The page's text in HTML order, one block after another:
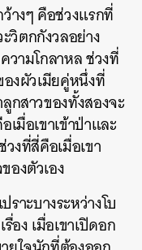
างๆ คือช่วงแรกที่
วิตกกังวลอย่าง
วามโกลาหล ช่วงที่
งผัวเมียคู่หนึ่งที่
กสาวของทั้งสองจะ
มื่อเขาเข้าป่าและ
งที่สี่คือเมื่อเขา
องตัวเอง
าะบางระหว่างโบ
อง เมื่อเขาเปิดอก